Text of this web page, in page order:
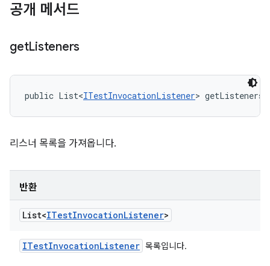
공개 메서드
getListeners
public List<ITestInvocationListener>
리스너 목록을 가져옵니다.
반환
List<ITestInvocationListener>
ITestInvocationListener 목록입니다.